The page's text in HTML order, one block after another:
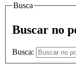
Busca
Buscar no
Busca: